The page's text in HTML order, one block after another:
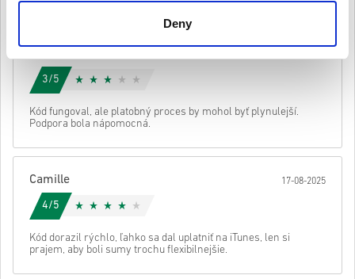
Deny
Pozri si rýchly návod vyššie alebo postupuj podľa krokov nižšie 👇
• Zadaj svoju e-mailovú adresu
• Vyber si preferovaný spôsob platby
Tieto kódy nemajú dátum vypršania platnosti.
Pre niektoré produkty môžete dostať viac ako jeden kód.
Zrušiť Odoslať
3/5
Kód fungoval, ale platobný proces by mohol byť plynulejší.
Podpora bola nápomocná.
Camille 17-08-2025
4/5
Kód dorazil rýchlo, ľahko sa dal uplatniť na iTunes, len si
prajem, aby boli sumy trochu flexibilnejšie.